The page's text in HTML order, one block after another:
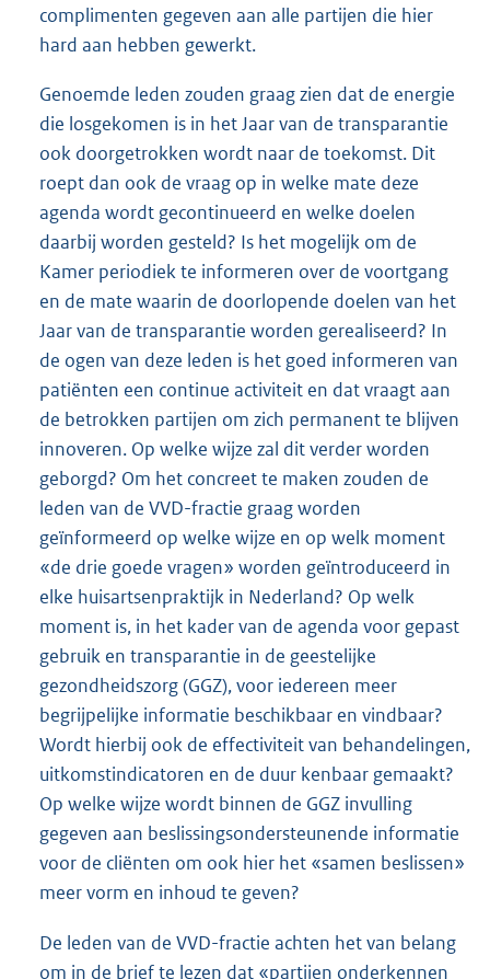
complimenten gegeven aan alle partijen die hier
hard aan hebben gewerkt.
Genoemde leden zouden graag zien dat de energie
die losgekomen is in het Jaar van de transparantie
ook doorgetrokken wordt naar de toekomst. Dit
roept dan ook de vraag op in welke mate deze
agenda wordt gecontinueerd en welke doelen
daarbij worden gesteld? Is het mogelijk om de
Kamer periodiek te informeren over de voortgang
en de mate waarin de doorlopende doelen van het
Jaar van de transparantie worden gerealiseerd? In
de ogen van deze leden is het goed informeren van
patiënten een continue activiteit en dat vraagt aan
de betrokken partijen om zich permanent te blijven
innoveren. Op welke wijze zal dit verder worden
geborgd? Om het concreet te maken zouden de
leden van de VVD-fractie graag worden
geïnformeerd op welke wijze en op welk moment
«de drie goede vragen» worden geïntroduceerd in
elke huisartsenpraktijk in Nederland? Op welk
moment is, in het kader van de agenda voor gepast
gebruik en transparantie in de geestelijke
gezondheidszorg (GGZ), voor iedereen meer
begrijpelijke informatie beschikbaar en vindbaar?
Wordt hierbij ook de effectiviteit van behandelingen,
uitkomstindicatoren en de duur kenbaar gemaakt?
Op welke wijze wordt binnen de GGZ invulling
gegeven aan beslissingsondersteunende informatie
voor de cliënten om ook hier het «samen beslissen»
meer vorm en inhoud te geven?
De leden van de VVD-fractie achten het van belang
om in de brief te lezen dat «partijen onderkennen